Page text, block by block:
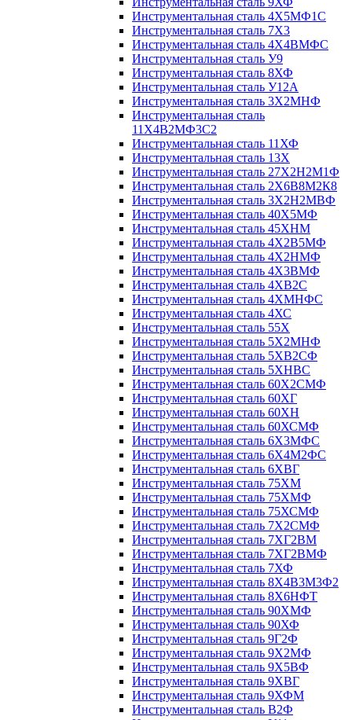
Инструментальная сталь 4Х5МФ1С
Инструментальная сталь 7Х3
Инструментальная сталь 4Х4ВМФС
Инструментальная сталь У9
Инструментальная сталь 8ХФ
Инструментальная сталь У12А
Инструментальная сталь 3Х2МНФ
Инструментальная сталь
11Х4В2МФ3С2
Инструментальная сталь 11ХФ
Инструментальная сталь 13Х
Инструментальная сталь 27Х2Н2М1Ф
Инструментальная сталь 2Х6В8М2К8
Инструментальная сталь 3Х2Н2МВФ
Инструментальная сталь 40Х5МФ
Инструментальная сталь 45ХНМ
Инструментальная сталь 4Х2В5МФ
Инструментальная сталь 4Х2НМФ
Инструментальная сталь 4Х3ВМФ
Инструментальная сталь 4ХВ2С
Инструментальная сталь 4ХМНФС
Инструментальная сталь 4ХС
Инструментальная сталь 55Х
Инструментальная сталь 5Х2МНФ
Инструментальная сталь 5ХВ2СФ
Инструментальная сталь 5ХНВС
Инструментальная сталь 60Х2СМФ
Инструментальная сталь 60ХГ
Инструментальная сталь 60ХН
Инструментальная сталь 60ХСМФ
Инструментальная сталь 6Х3МФС
Инструментальная сталь 6Х4М2ФС
Инструментальная сталь 6ХВГ
Инструментальная сталь 75ХМ
Инструментальная сталь 75ХМФ
Инструментальная сталь 75ХСМФ
Инструментальная сталь 7Х2СМФ
Инструментальная сталь 7ХГ2ВМ
Инструментальная сталь 7ХГ2ВМФ
Инструментальная сталь 7ХФ
Инструментальная сталь 8Х4В3М3Ф2
Инструментальная сталь 8Х6НФТ
Инструментальная сталь 90ХМФ
Инструментальная сталь 90ХФ
Инструментальная сталь 9Г2Ф
Инструментальная сталь 9Х2МФ
Инструментальная сталь 9Х5ВФ
Инструментальная сталь 9ХВГ
Инструментальная сталь 9ХФМ
Инструментальная сталь В2Ф